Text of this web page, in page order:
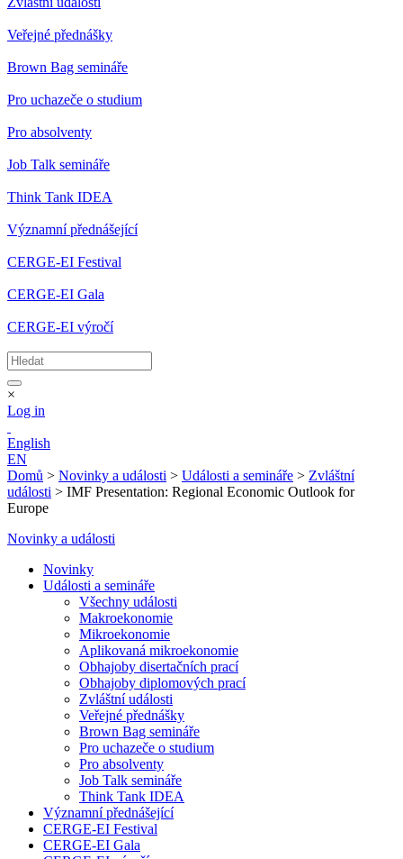
Veřejné přednášky
Brown Bag semináře
Pro uchazeče o studium
Pro absolventy
Job Talk semináře
Think Tank IDEA
Významní přednášející
CERGE-EI Festival
CERGE-EI Gala
CERGE-EI výročí
×
Log in
English
EN
Domů > Novinky a události > Události a semináře > Zvláštní
události > IMF Presentation: Regional Economic Outlook for
Europe
Novinky a události
Novinky
Události a semináře
Všechny události
Makroekonomie
Mikroekonomie
Aplikovaná mikroekonomie
Obhajoby disertačních prací
Obhajoby diplomových prací
Zvláštní události
Veřejné přednášky
Brown Bag semináře
Pro uchazeče o studium
Pro absolventy
Job Talk semináře
Think Tank IDEA
Významní přednášející
CERGE-EI Festival
CERGE-EI Gala